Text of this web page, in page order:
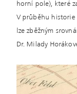
horní pole), které
V průběhu historie
lze zběžným
Dr. Milady